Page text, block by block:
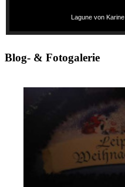
Lagune von Karine
Blog- & Fotogalerie